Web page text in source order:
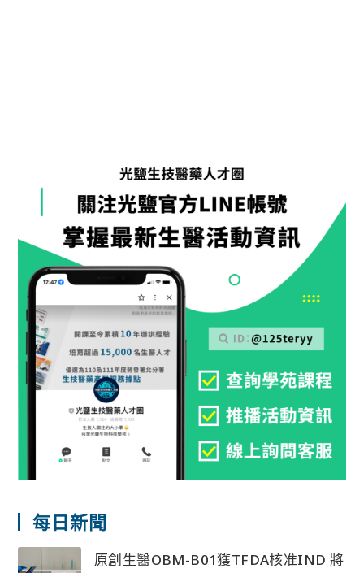
每日新聞
原創生醫OBM-B01獲TFDA核准IND 將